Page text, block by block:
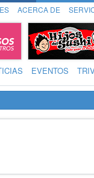
ACERCA DE
EVENTOS